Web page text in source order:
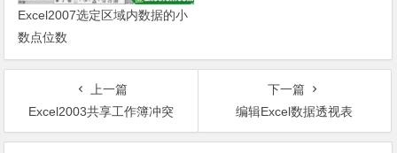
Excel2007选定区域内数据的小
数点位数
上一篇
Excel2003共享工作簿冲突
下一篇
编辑Excel数据透视表